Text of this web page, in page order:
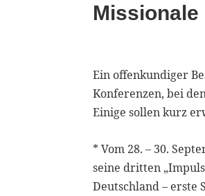
Ein offenkundiger
Konferenzen, bei
Einige sollen kurz
* Vom 28. – 30.
seine dritten
Deutschland – erste